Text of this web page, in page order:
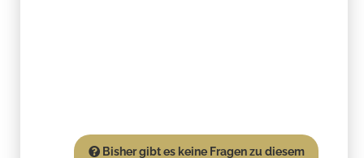
Bisher gibt es keine Fragen zu diesem